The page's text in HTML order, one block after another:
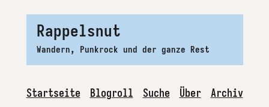
Rappelsnut
Wandern, Punkrock und der ganze Rest
Startseite Blogroll Suche Über Archiv